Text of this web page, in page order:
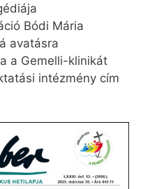
Bódi Mária
avatásra
a Gemelli-klinikát
intézmény cím